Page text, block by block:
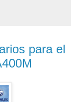
para el